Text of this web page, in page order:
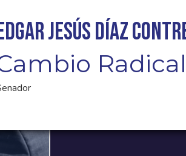
Jesús Díaz
Radical